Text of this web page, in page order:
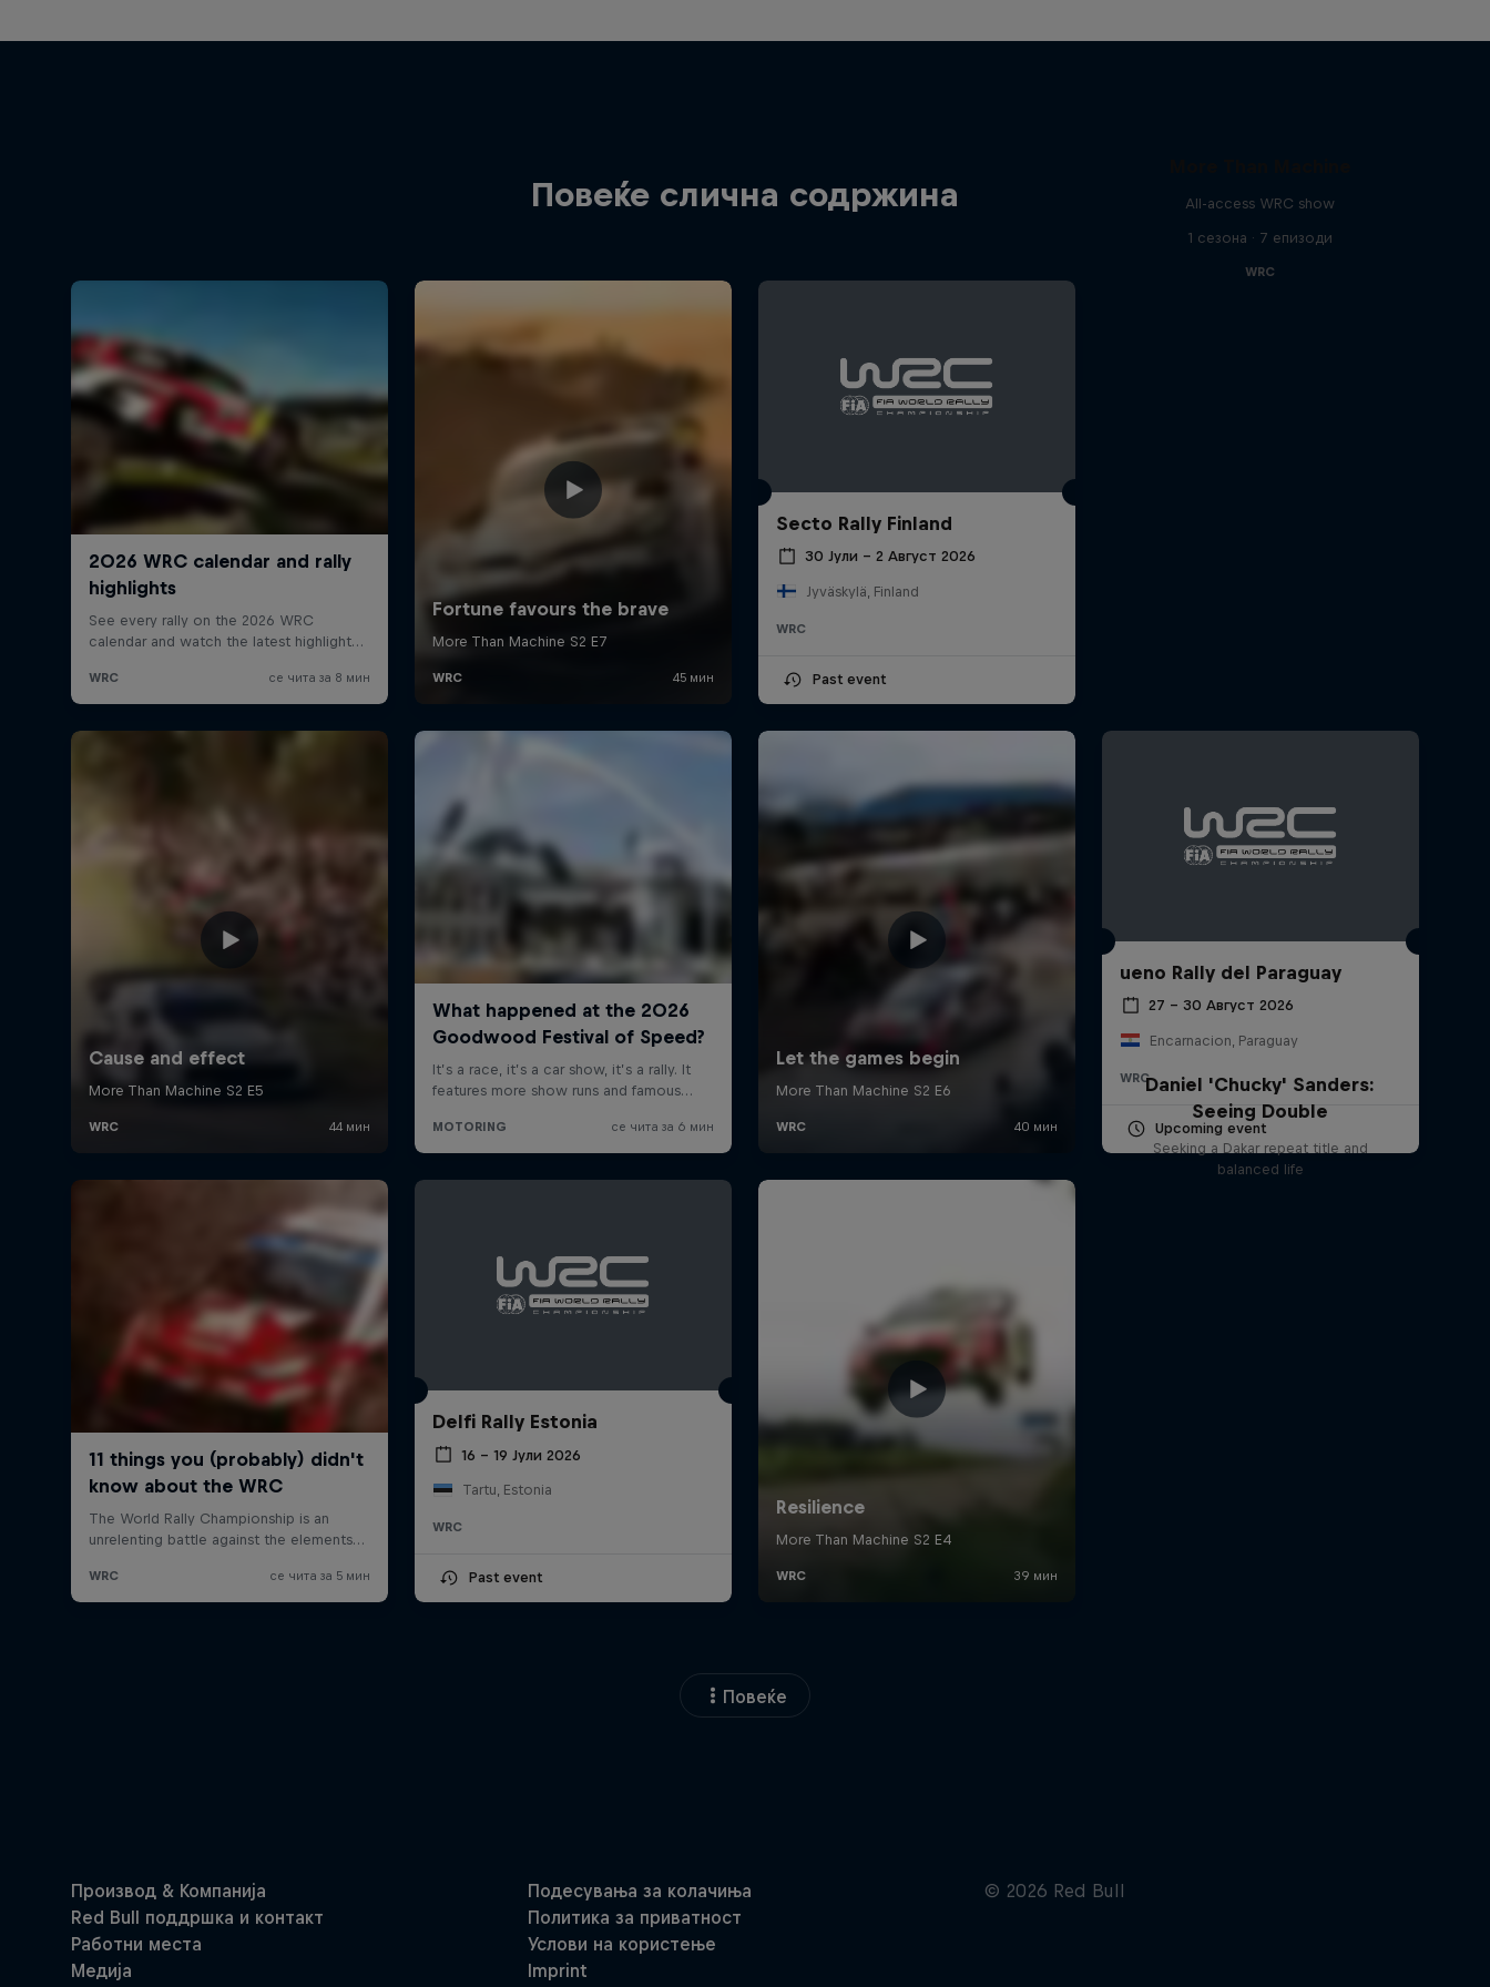
Повеќе слична содржина
Secto Rally Finland
30 Јули – 2 Август 2026
Jyväskylä, Finland
WRC
Past event
All-access WRC show
1 сезона · 7 епизоди
WRC
ueno Rally del Paraguay
27 – 30 Август 2026
Encarnacion, Paraguay
WRC
Upcoming event
Delfi Rally Estonia
16 – 19 Јули 2026
Tartu, Estonia
WRC
Past event
Daniel 'Chucky' Sanders:
Seeing Double
Seeking a Dakar repeat title and
balanced life
Повеќе